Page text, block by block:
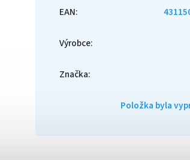
EAN:
Výrobce:
Značka:
Položka byla